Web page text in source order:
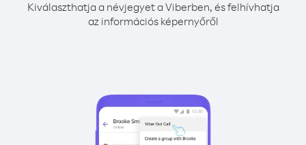
Kiválaszthatja a névjegyet a Viberben, és felhívhatja
az információs képernyőről